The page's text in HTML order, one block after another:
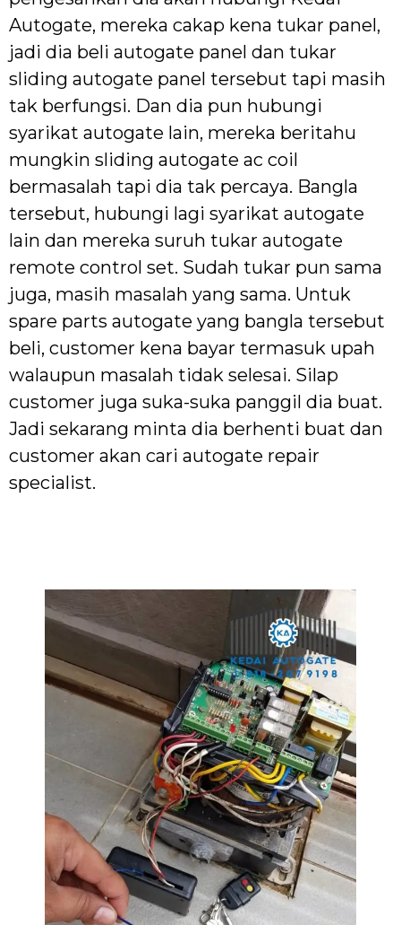
Autogate, mereka cakap kena tukar panel,
jadi dia beli autogate panel dan tukar
sliding autogate panel tersebut tapi masih
tak berfungsi. Dan dia pun hubungi
syarikat autogate lain, mereka beritahu
mungkin sliding autogate ac coil
bermasalah tapi dia tak percaya. Bangla
tersebut, hubungi lagi syarikat autogate
lain dan mereka suruh tukar autogate
remote control set. Sudah tukar pun sama
juga, masih masalah yang sama. Untuk
spare parts autogate yang bangla tersebut
beli, customer kena bayar termasuk upah
walaupun masalah tidak selesai. Silap
customer juga suka-suka panggil dia buat.
Jadi sekarang minta dia berhenti buat dan
customer akan cari autogate repair
specialist.